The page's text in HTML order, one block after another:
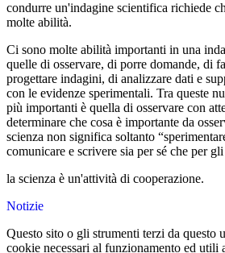
condurre un'indagine scientifica richiede
molte abilità.
Ci sono molte abilità importanti in una
quelle di osservare, di porre domande, di
progettare indagini, di analizzare dati e
con le evidenze sperimentali. Tra queste
più importanti è quella di osservare con
determinare che cosa è importante da
scienza non significa soltanto
comunicare e scrivere sia per sé che per
la scienza è un'attività di cooperazione.
Notizie
Questo sito o gli strumenti terzi da questo
cookie necessari al funzionamento ed utili